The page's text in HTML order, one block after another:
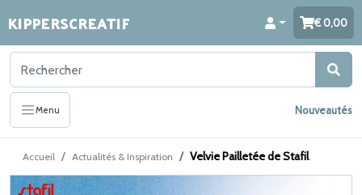
KIPPERSCREATIF 0,00
Menu Nouveautés
Accueil Actualités & Inspiration Velvie Pailletée de Stafil